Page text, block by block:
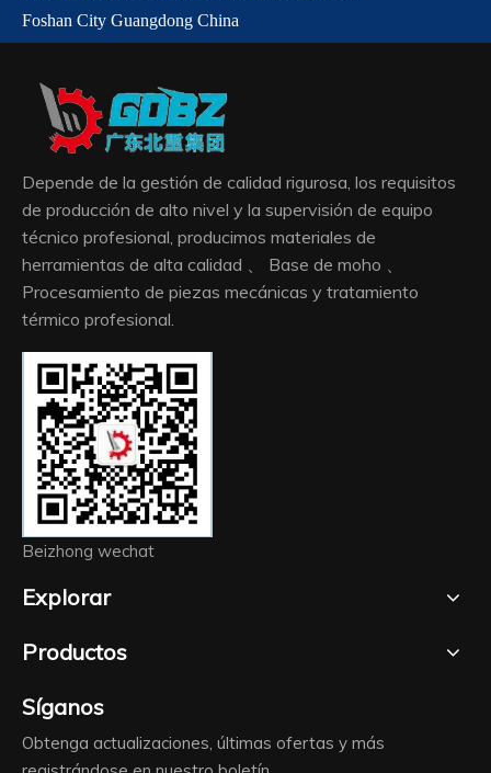
Foshan City Guangdong China
Depende de la gestión de calidad rigurosa, los requisitos
de producción de alto nivel y la supervisión de equipo
técnico profesional, producimos materiales de
herramientas de alta calidad 、 Base de moho 、
Procesamiento de piezas mecánicas y tratamiento
térmico profesional.
Beizhong wechat
Explorar
Productos
Síganos
Obtenga actualizaciones, últimas ofertas y más